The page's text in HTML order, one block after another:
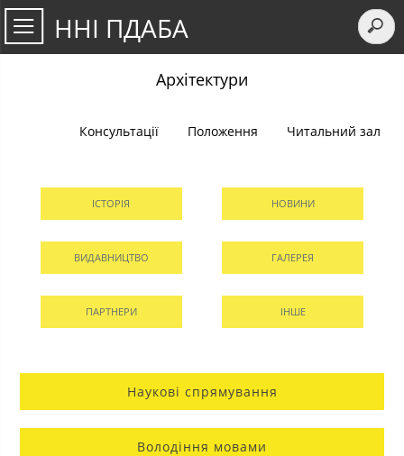
ННІ ПДАБА
Архітектури
Консультації Положення Читальний зал
ІСТОРІЯ НОВИНИ
ВИДАВНИЦТВО ГАЛЕРЕЯ
ПАРТНЕРИ ІНШЕ
Наукові спрямування
Володіння мовами